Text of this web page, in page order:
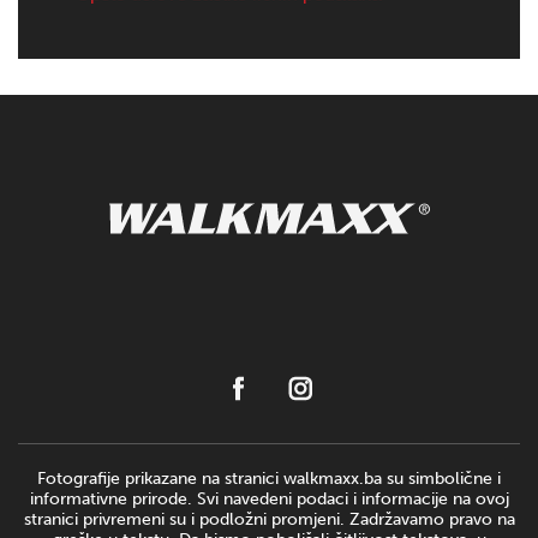
Fotografije prikazane na stranici walkmaxx.ba su simbolične i
informativne prirode. Svi navedeni podaci i informacije na ovoj
stranici privremeni su i podložni promjeni. Zadržavamo pravo na